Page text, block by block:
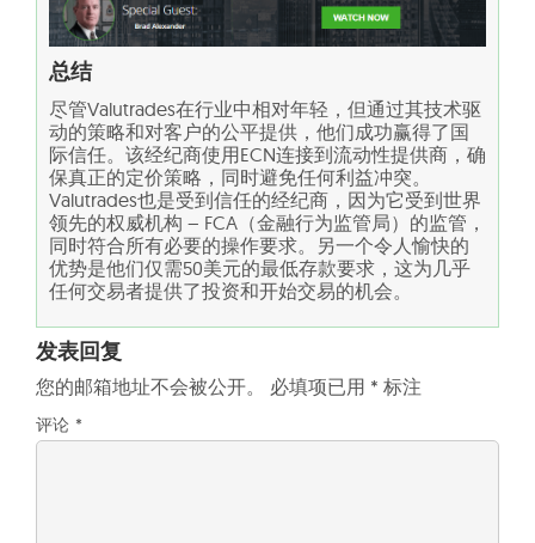
总结
尽管Valutrades在行业中相对年轻，但通过其技术驱
动的策略和对客户的公平提供，他们成功赢得了国
际信任。该经纪商使用ECN连接到流动性提供商，确
保真正的定价策略，同时避免任何利益冲突。
Valutrades也是受到信任的经纪商，因为它受到世界
领先的权威机构 – FCA（金融行为监管局）的监管，
同时符合所有必要的操作要求。另一个令人愉快的
优势是他们仅需50美元的最低存款要求，这为几乎
任何交易者提供了投资和开始交易的机会。
发表回复
您的邮箱地址不会被公开。 必填项已用 * 标注
评论 *